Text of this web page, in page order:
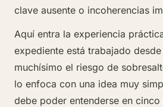
clave ausente o incoherencias
Aquí entra la experiencia
expediente está trabajado
muchísimo el riesgo de
lo enfoca con una idea muy
debe poder entenderse en cinco